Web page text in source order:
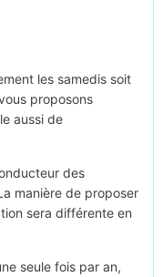
les samedis soit
proposons
aussi de
des
manière de proposer
sera différente en
seule fois par an,